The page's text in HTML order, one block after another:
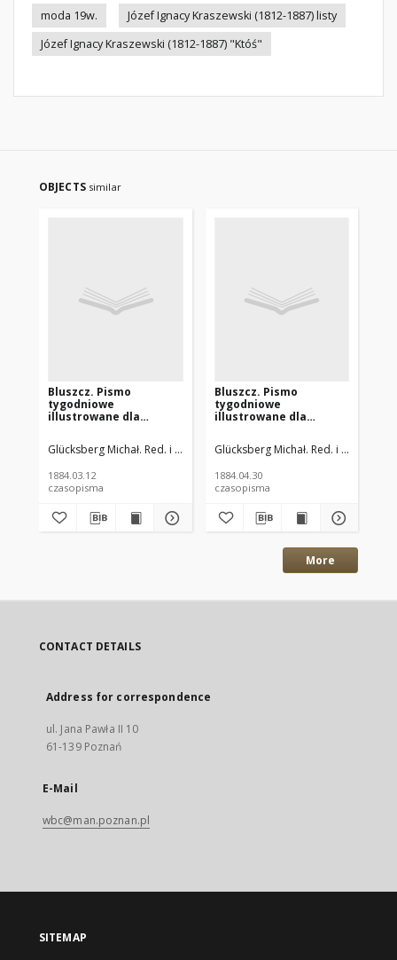
moda 19w.
Józef Ignacy Kraszewski (1812-1887) listy
Józef Ignacy Kraszewski (1812-1887) "Któś"
OBJECTS similar
Bluszcz. Pismo
tygodniowe
illustrowane dla
(03.12) R.20 nr11
Glücksberg Michał. Red. i Wyd.
1884.03.12
czasopisma
Bluszcz. Pismo
tygodniowe
illustrowane dla
R.20 nr18
Glücksberg Michał. Red. i Wyd.
1884.04.30
czasopisma
More
CONTACT DETAILS
Address for correspondence
ul. Jana Pawła II 10
61-139 Poznań
E-Mail
wbc@man.poznan.pl
SITEMAP